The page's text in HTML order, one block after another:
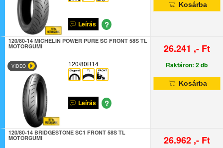
Leírás ?
Kosárba
120/80-14 MICHELIN POWER PURE SC FRONT 58S TL
MOTORGUMI
VIDEÓ 120/80R14
Leírás ?
26.241 ,- Ft
Raktáron: 2 db
Kosárba
120/80-14 BRIDGESTONE SC1 FRONT 58S TL
MOTORGUMI 26.962 ,- Ft